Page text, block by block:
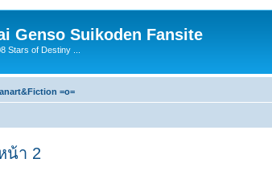
Genso Suikoden Fansite
Stars of Destiny ...
=o=
น้า 2